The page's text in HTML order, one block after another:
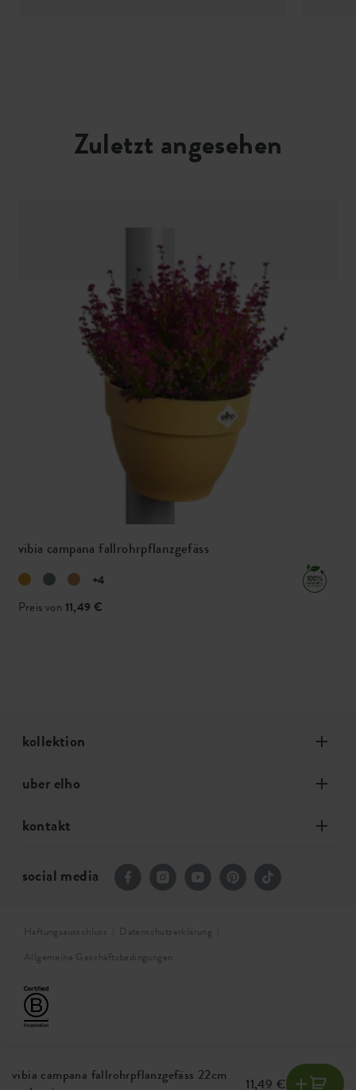
Zuletzt angesehen
vibia campana fallrohrpflanzgefäss
+4
Preis von 11,49 €
vibia campana fallrohrpflanzgefäss 22cm
11,49 €
kollektion
uber elho
kontakt
social media
Haftungsausschluss
Datenschutzerklärung
Allgemeine Geschäftsbedingungen